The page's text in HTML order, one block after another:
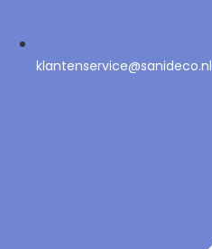
klantenservice@sanideco.nl